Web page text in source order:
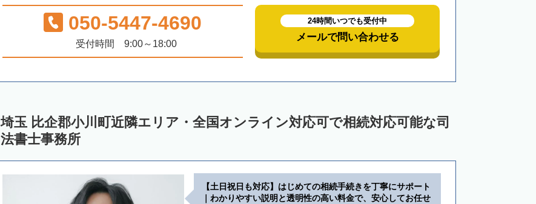
050-5447-4690
受付時間 9:00～18:00
24時間いつでも受付中
メールで問い合わせる
埼玉 比企郡小川町近隣エリア・全国オンライン対応可で相続対応可能な司
法書士事務所
【土日祝日も対応】はじめての相続手続きを丁寧にサポート
｜わかりやすい説明と透明性の高い料金で、安心してお任せ